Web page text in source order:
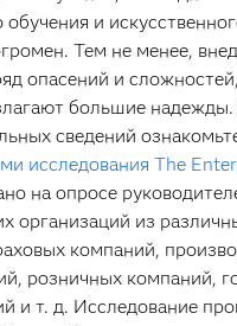
и
Тем не менее,
опасений и
большие
сведений
исследования The
на опросе
организаций из
компаний,
розничных компаний,
и т. д. Исследование